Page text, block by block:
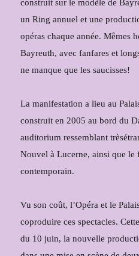
construit sur le modèle de
un Ring annuel et une
opéras chaque année. Mêmes
Bayreuth, avec fanfares et
ne manque que les saucisses!
La manifestation a lieu au
construit en 2005 au bord du
auditorium ressemblanttrès
Nouvel àLucerne, ainsi que
contemporain.
Vu son coût, l’Opéra et le
coproduire ces spectacles.
du 10 juin, la nouvelle